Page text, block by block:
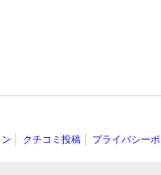
クチコミ投稿 プライバシー